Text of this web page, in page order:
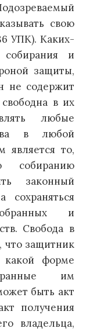
свою
УПК). Каких-
и
защиты,
не содержит
в их
любые
в любой
является то,
законный
и
Свобода в
что защитник
какой форме
им
быть акт
получения
владельца,